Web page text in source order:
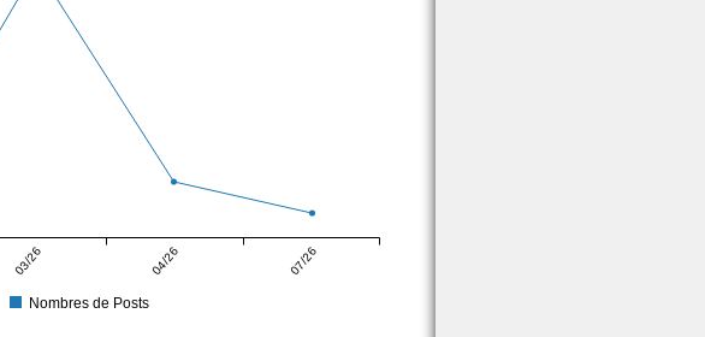
03/26 04/26 07/26
Nombres de Posts